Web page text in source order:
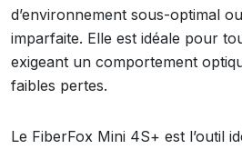
d’environnement sous-optimal
imparfaite. Elle est idéale pour
exigeant un comportement
faibles pertes.
Le FiberFox Mini 4S+ est l’outil